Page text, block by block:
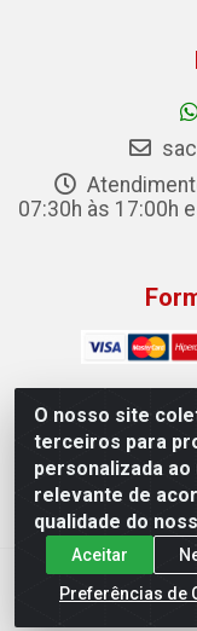
O nosso site
terceiros para
personalizada
relevante de
qualidade do
Aceitar
Preferências de
07:30h às 17:00h
Machado
Logradouro:
- CEP